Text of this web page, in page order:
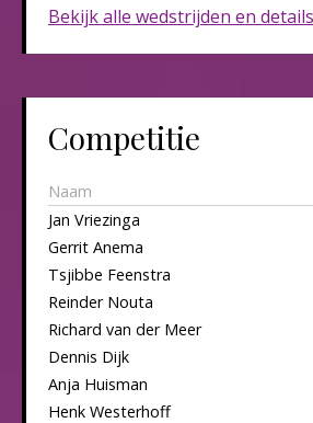
Bekijk alle wedstrijden en details
Competitie
Naam
Jan Vriezinga
Gerrit Anema
Tsjibbe Feenstra
Reinder Nouta
Richard van der Meer
Dennis Dijk
Anja Huisman
Henk Westerhoff